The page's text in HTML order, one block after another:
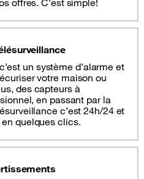
offres. C’est simple!
un système d’alarme et
votre maison ou
des capteurs à
en passant par la
c’est 24h/24 et
quelques clics.